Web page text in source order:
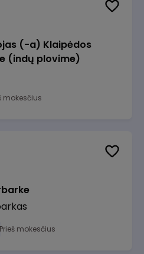
(-a) Klaipėdos
(indų plovime)
mokesčius
Prieš mokesčius